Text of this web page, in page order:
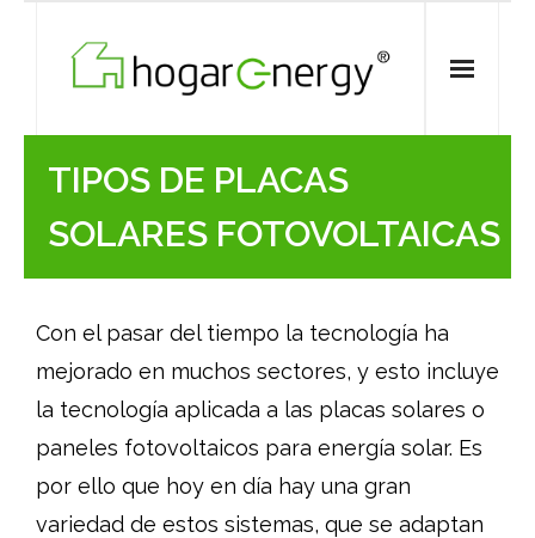
TIPOS DE PLACAS
SOLARES FOTOVOLTAICAS
Con el pasar del tiempo la tecnología ha
mejorado en muchos sectores, y esto incluye
la tecnología aplicada a las placas solares o
paneles fotovoltaicos para energía solar. Es
por ello que hoy en día hay una gran
variedad de estos sistemas, que se adaptan